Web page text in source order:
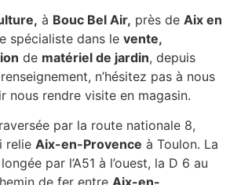
à Bouc Bel Air, près de Aix en
spécialiste dans le vente,
de matériel de jardin, depuis
n’hésitez pas à nous
nous rendre visite en magasin.
par la route nationale 8,
relie Aix-en-Provence à Toulon. La
par l’A51 à l’ouest, la D 6 au